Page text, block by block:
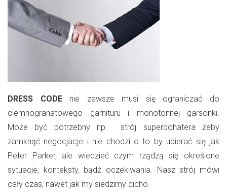
DRESS CODE nie zawsze musi się ograniczać do
ciemnogranatowego garnituru i monotonnej garsonki.
Może być potrzebny np. strój superbohatera żeby
zamknąć negocjacje i nie chodzi o to by ubierać się jak
Peter Parker, ale wiedzieć czym rządzą się określone
sytuacje, konteksty, bądź oczekiwania. Nasz strój mówi
cały czas, nawet jak my siedzimy cicho.